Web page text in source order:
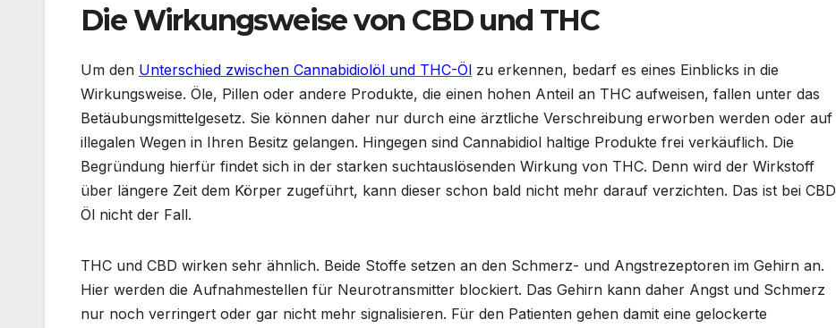
Die Wirkungsweise von CBD und THC
Um den Unterschied zwischen Cannabidiolöl und THC-Öl zu erkennen, bedarf es eines Einblicks in die
Wirkungsweise. Öle, Pillen oder andere Produkte, die einen hohen Anteil an THC aufweisen, fallen unter das
Betäubungsmittelgesetz. Sie können daher nur durch eine ärztliche Verschreibung erworben werden oder auf
illegalen Wegen in Ihren Besitz gelangen. Hingegen sind Cannabidiol haltige Produkte frei verkäuflich. Die
Begründung hierfür findet sich in der starken suchtauslösenden Wirkung von THC. Denn wird der Wirkstoff
über längere Zeit dem Körper zugeführt, kann dieser schon bald nicht mehr darauf verzichten. Das ist bei CBD
Öl nicht der Fall.
THC und CBD wirken sehr ähnlich. Beide Stoffe setzen an den Schmerz- und Angstrezeptoren im Gehirn an.
Hier werden die Aufnahmestellen für Neurotransmitter blockiert. Das Gehirn kann daher Angst und Schmerz
nur noch verringert oder gar nicht mehr signalisieren. Für den Patienten gehen damit eine gelockerte